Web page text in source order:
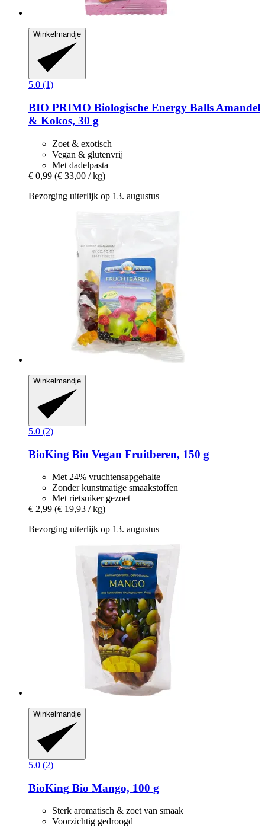
Winkelmandje
5.0 (1)
BIO PRIMO Biologische Energy Balls Amandel
& Kokos, 30 g
Zoet & exotisch
Vegan & glutenvrij
Met dadelpasta
€ 0,99 (€ 33,00 / kg)
Bezorging uiterlijk op 13. augustus
Winkelmandje
5.0 (2)
BioKing Bio Vegan Fruitberen, 150 g
Met 24% vruchtensapgehalte
Zonder kunstmatige smaakstoffen
Met rietsuiker gezoet
€ 2,99 (€ 19,93 / kg)
Bezorging uiterlijk op 13. augustus
Winkelmandje
5.0 (2)
BioKing Bio Mango, 100 g
Sterk aromatisch & zoet van smaak
Voorzichtig gedroogd